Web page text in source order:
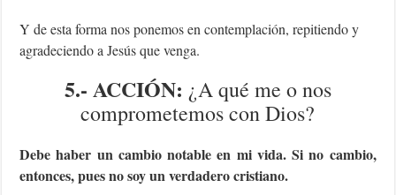
Y de esta forma nos ponemos en contemplación, repitiendo y
agradeciendo a Jesús que venga.
5.- ACCIÓN: ¿A qué me o nos
comprometemos con Dios?
Debe haber un cambio notable en mi vida. Si no cambio,
entonces, pues no soy un verdadero cristiano.